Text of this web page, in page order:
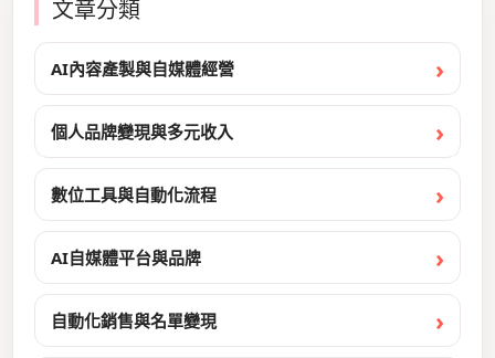
文章分類
AI內容產製與自媒體經營
個人品牌變現與多元收入
數位工具與自動化流程
AI自媒體平台與品牌
自動化銷售與名單變現